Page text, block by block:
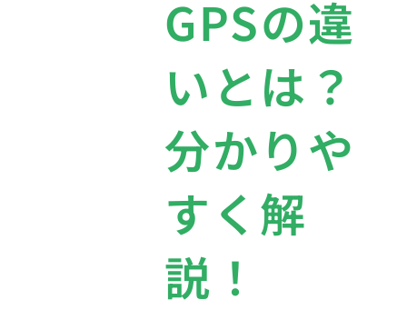
GPSの違
いとは？
分かりや
すく解
説！